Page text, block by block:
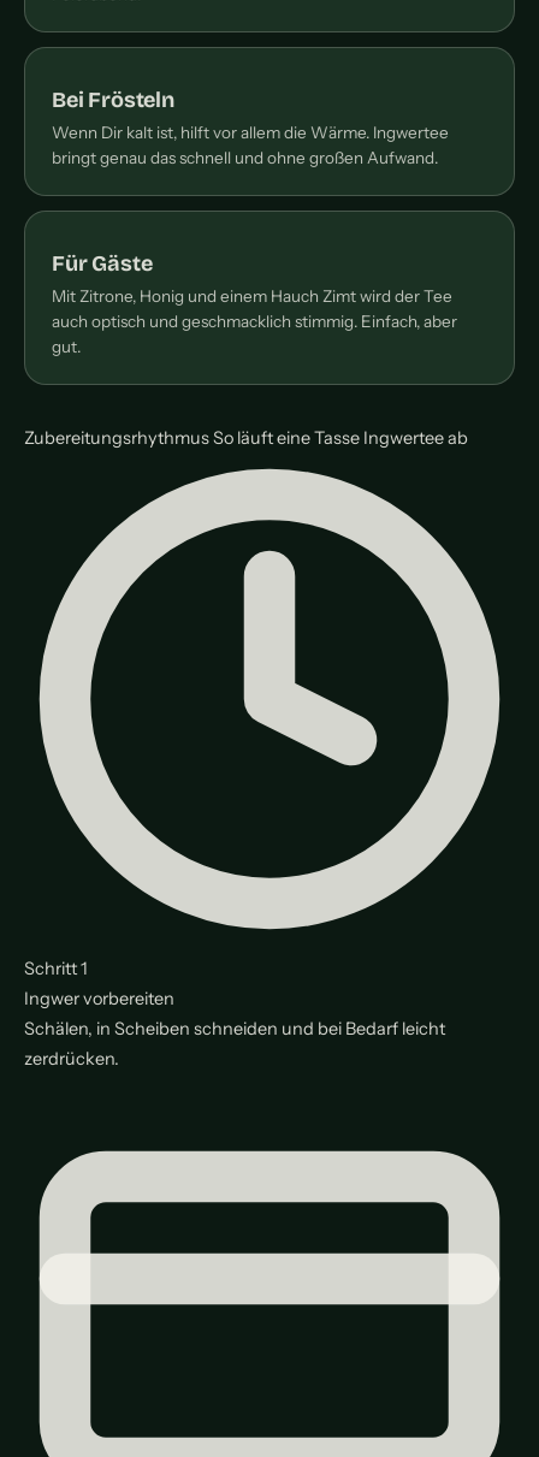
Bei Frösteln
Wenn Dir kalt ist, hilft vor allem die Wärme. Ingwertee
bringt genau das schnell und ohne großen Aufwand.
Für Gäste
Mit Zitrone, Honig und einem Hauch Zimt wird der Tee
auch optisch und geschmacklich stimmig. Einfach, aber
gut.
ZubereitungsrhythmusSo läuft eine Tasse Ingwertee ab
Schritt 1
Ingwer vorbereiten
Schälen, in Scheiben schneiden und bei Bedarf leicht
zerdrücken.